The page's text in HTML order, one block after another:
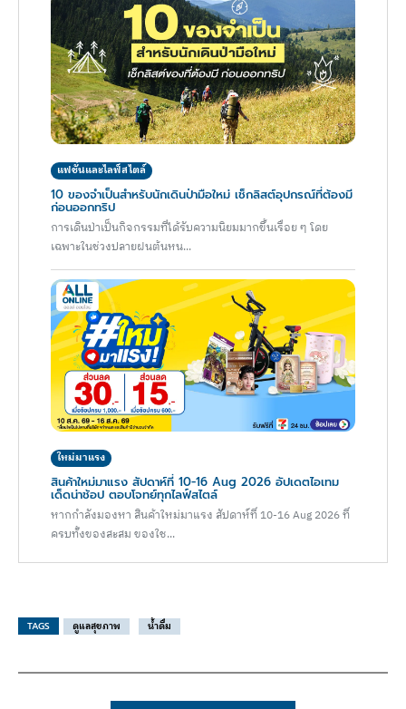
แฟชั่นและไลฟ์สไตล์
10 ของจำเป็นสำหรับนักเดินป่ามือใหม่ เช็กลิสต์อุปกรณ์ที่ต้องมี
ก่อนออกทริป
การเดินป่าเป็นกิจกรรมที่ได้รับความนิยมมากขึ้นเรื่อย ๆ โดย
เฉพาะในช่วงปลายฝนต้นหน...
ใหม่มาแรง
สินค้าใหม่มาแรง สัปดาห์ที่ 10-16 Aug 2026 อัปเดตไอเทม
เด็ดน่าช้อป ตอบโจทย์ทุกไลฟ์สไตล์
หากกำลังมองหา สินค้าใหม่มาแรง สัปดาห์ที่ 10-16 Aug 2026 ที่
ครบทั้งของสะสม ของใช...
TAGS ดูแลสุขภาพ น้ำดื่ม